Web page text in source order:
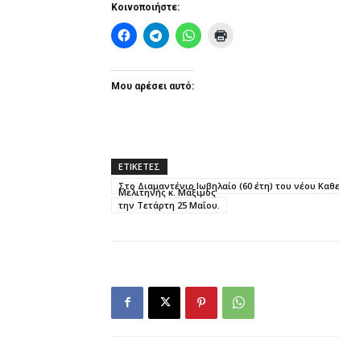
Κοινοποιήστε:
Μου αρέσει αυτό:
ΕΤΙΚΕΤΕΣ
Στο Διαμαντένιο Ιωβηλαίο (60 έτη) του νέου
Μελιτηνής κ. Μάξιμος
την Τετάρτη 25 Μαΐου.